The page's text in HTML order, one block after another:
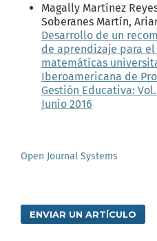
Magally Martínez
Soberanes Martín,
Desarrollo de un
de aprendizaje para
matemáticas
Iberoamericana de
Gestión Educativa:
Junio 2016
Open Journal Systems
ENVIAR UN ARTÍCULO